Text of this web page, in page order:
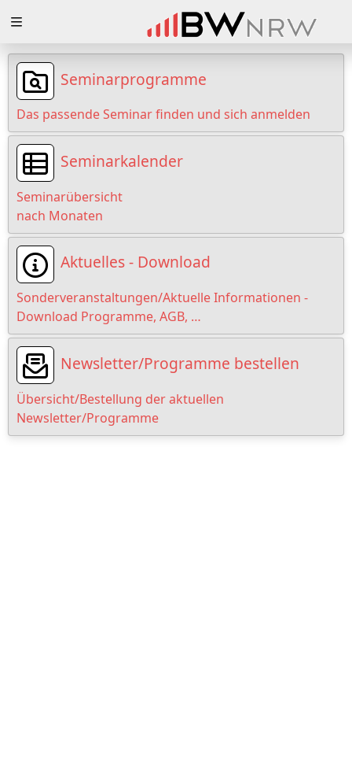
Loading
Loading
Loading
Loading
Loading
Loading
Seminarprogramme
Das passende Seminar finden und sich anmelden
Seminarkalender
Seminarübersicht
nach Monaten
Aktuelles - Download
Sonderveranstaltungen/Aktuelle Informationen -
Download Programme, AGB, …
Newsletter/Programme bestellen
Übersicht/Bestellung der aktuellen
Newsletter/Programme